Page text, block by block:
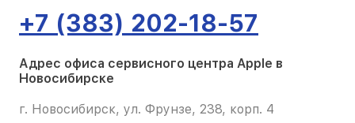
+7 (383) 202-18-57
Адрес офиса сервисного центра Apple в
Новосибирске
г. Новосибирск, ул. Фрунзе, 238, корп. 4